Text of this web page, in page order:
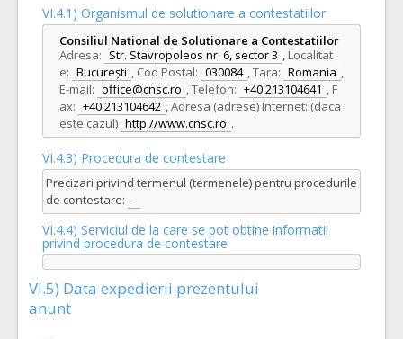
VI.4.1) Organismul de solutionare a contestatiilor
Consiliul National de Solutionare a Contestatiilor
Adresa: Str. Stavropoleos nr. 6, sector 3 , Localitat
e: București , Cod Postal: 030084 ,Tara: Romania ,
E-mail: office@cnsc.ro ,Telefon: +40 213104641 , F
ax: +40 213104642 ,Adresa (adrese) Internet: (daca
este cazul) http://www.cnsc.ro .
VI.4.3) Procedura de contestare
Precizari privind termenul (termenele) pentru procedurile
de contestare: -
VI.4.4) Serviciul de la care se pot obtine informatii
privind procedura de contestare
VI.5) Data expedierii prezentului
anunt